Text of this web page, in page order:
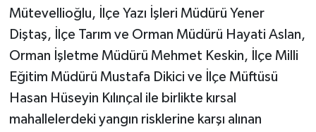
Mütevellioğlu, İlçe Yazı İşleri Müdürü Yener
Diştaş, İlçe Tarım ve Orman Müdürü Hayati Aslan,
Orman İşletme Müdürü Mehmet Keskin, İlçe Milli
Eğitim Müdürü Mustafa Dikici ve İlçe Müftüsü
Hasan Hüseyin Kılınçal ile birlikte kırsal
mahallelerdeki yangın risklerine karşı alınan